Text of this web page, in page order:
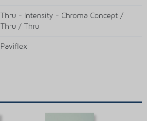
Thru - Intensity - Chroma Concept /
Thru / Thru
Paviflex